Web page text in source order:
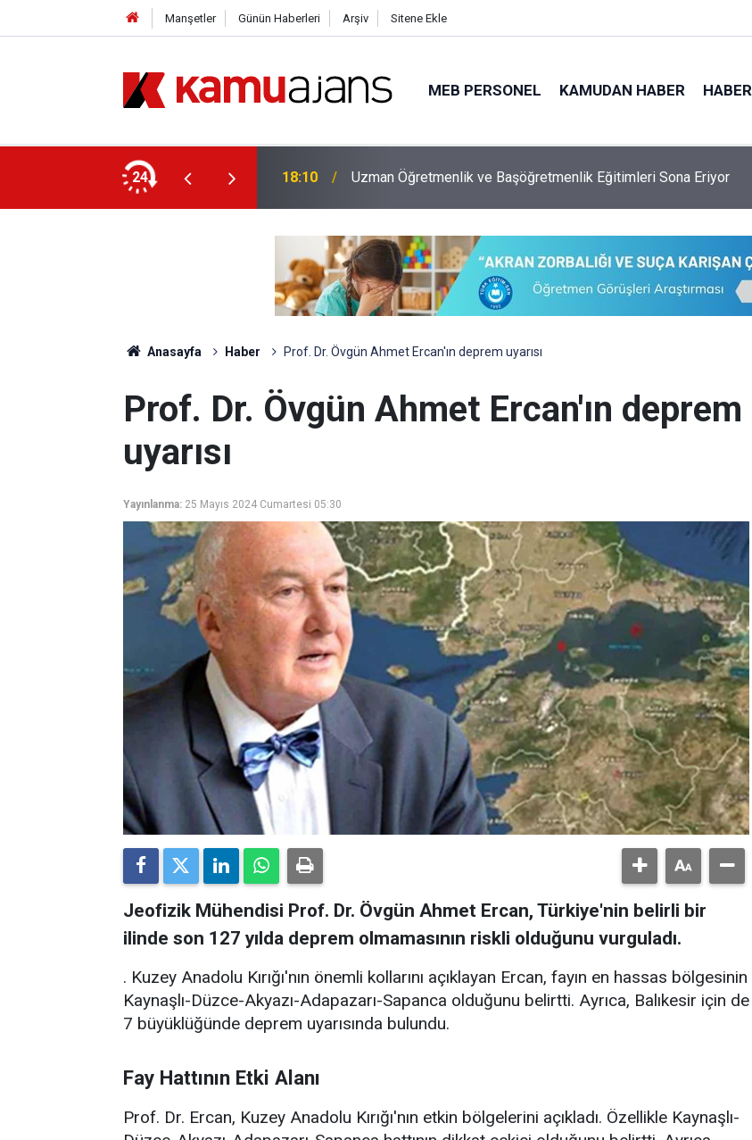
Manşetler Günün Haberleri Arşiv Sitene Ekle
MEB PERSONEL KAMUDAN HABER HABER
24
Sene Başı Denetimi Geliyor 18:10 Uzman Öğretmenlik ve Başöğretmenlik Eğitimleri Sona Eriyor
Anasayfa Haber Prof. Dr. Övgün Ahmet Ercan'ın deprem uyarısı
Prof. Dr. Övgün Ahmet Ercan'ın deprem
uyarısı
Yayınlanma: 25 Mayıs 2024 Cumartesi 05:30
Jeofizik Mühendisi Prof. Dr. Övgün Ahmet Ercan, Türkiye'nin belirli bir
ilinde son 127 yılda deprem olmamasının riskli olduğunu vurguladı.
. Kuzey Anadolu Kırığı'nın önemli kollarını açıklayan Ercan, fayın en hassas bölgesinin
Kaynaşlı-Düzce-Akyazı-Adapazarı-Sapanca olduğunu belirtti. Ayrıca, Balıkesir için de
7 büyüklüğünde deprem uyarısında bulundu.
Fay Hattının Etki Alanı
Prof. Dr. Ercan, Kuzey Anadolu Kırığı'nın etkin bölgelerini açıkladı. Özellikle Kaynaşlı-